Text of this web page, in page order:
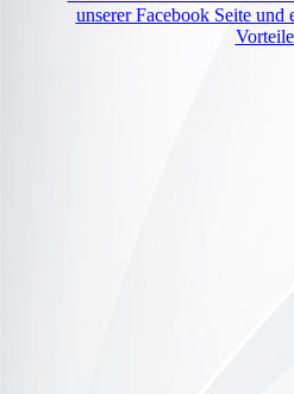
unserer Facebook Seite und